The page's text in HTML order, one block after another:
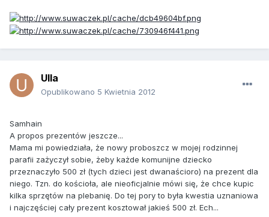
Ulla
Opublikowano 5 Kwietnia 2012
Samhain
A propos prezentów jeszcze...
Mama mi powiedziała, że nowy proboszcz w mojej rodzinnej
parafii zażyczył sobie, żeby każde komunijne dziecko
przeznaczyło 500 zł (tych dzieci jest dwanaścioro) na prezent dla
niego. Tzn. do kościoła, ale nieoficjalnie mówi się, że chce kupic
kilka sprzętów na plebanię. Do tej pory to była kwestia uznaniowa
i najczęściej cały prezent kosztował jakieś 500 zł. Ech...